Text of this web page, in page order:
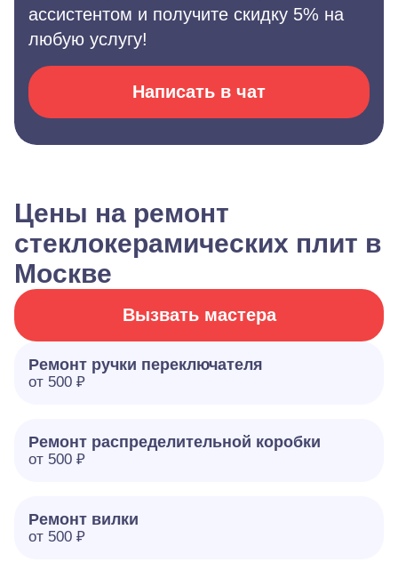
ассистентом и получите скидку 5% на
любую услугу!
Написать в чат
Цены на ремонт
стеклокерамических плит в
Москве
Вызвать мастера
Ремонт ручки переключателя
от 500 ₽
Ремонт распределительной коробки
от 500 ₽
Ремонт вилки
от 500 ₽